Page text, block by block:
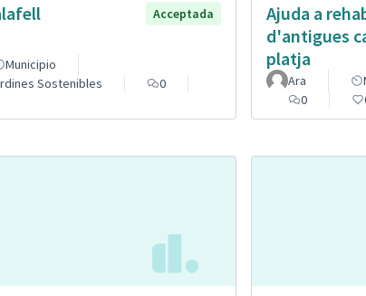
Acceptada
Municipio
Sostenibles
0
Ajuda a
d'antigues
platja
Ara
0